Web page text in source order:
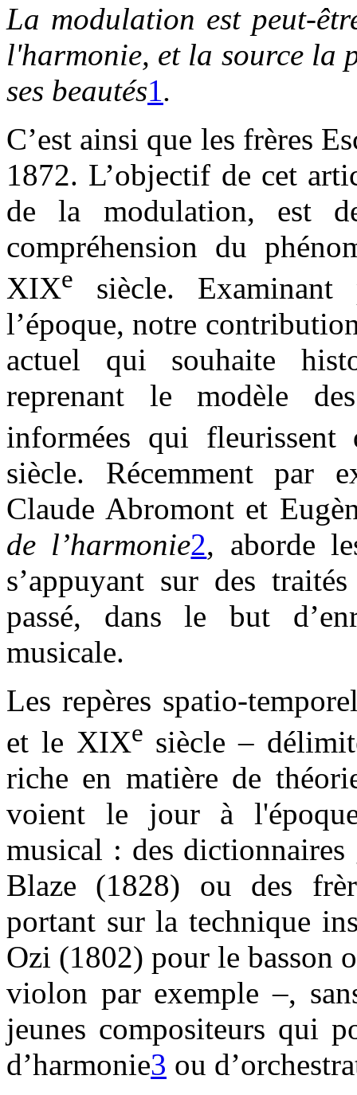
La modulation est peut-
l'harmonie, et la source la
ses beautés1.
C’est ainsi que les frères
1872. L’objectif de cet
de la modulation, est
compréhension du
XIXe
siècle. Examinant
l’époque, notre
actuel qui souhaite
reprenant le modèle
informées qui
siècle. Récemment par
Claude Abromont et
de l’harmonie2, aborde
s’appuyant sur des
passé, dans le but
musicale.
Les repères spatio-
et le XIXe siècle –
riche en matière de
voient le jour à
musical : des
Blaze (1828) ou des
portant sur la technique
Ozi (1802) pour le basson
violon par exemple –,
jeunes compositeurs qui
d’harmonie3 ou